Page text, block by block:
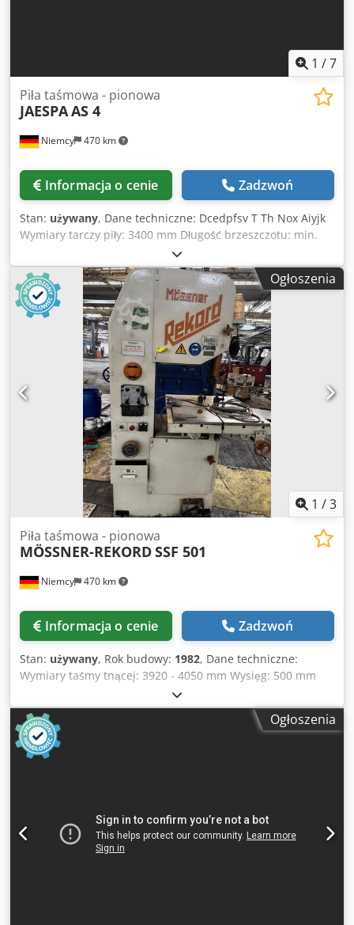
1 /7
Niemcy 470 km
Piła taśmowa - pionowa
JAESPAAS 4
Informacja o cenie Zadzwoń
Stan: używany, Dane techniczne: Dcedpfsv T Th Nox Aiyjk
Wymiary tarczy piły: 3400 mm Długość brzeszczotu: min.
3200 mm Szerokość ostrza piły: 20 mm Prędkość taśmy: 6 /
12 / 25 / 75 / 150 m/min Prędkość cięcia: 15 - 1500 /
bezstopniowo m/min Rozmiar stołu: 665 x 665 mm
Wysokość stołu nad podłogą: 1050 mm Stół obraca się w 2
strony: 15° / 30° stopni Posuw stołu: Długość: 250 mm
Całkowite zapotrzebowanie na moc: 4,0 kW Wymiary
maszyny ok. Dł. x szer. x wys.: 1,2 x 0,9 x 2,2 m Piła
taśmowa do stali i metalu z urządzeniem do cięcia,
spawania i szlifowania taśmą piłową Prędkość taśmy piły 2
poziomy, bezstopniowa płynnie regulowany posuw stołu
Stół obrotowy Oświetlenie maszynowe pasek zatrzymujący
Ogłoszenia
1 /3
Niemcy 470 km
Piła taśmowa - pionowa
MÖSSNER-REKORDSSF 501
Informacja o cenie Zadzwoń
Stan: używany, Rok budowy: 1982, Dane techniczne:
Wymiary taśmy tnącej: 3920 - 4050 mm Wysięg: 500 mm
Wysokość obrabianego elementu: 400 mm Stół odchylany:
15 - 30 stopni Wysokość cięcia: 400 mm Prędkość taśmy: 15
- 940 m/min Wymiary stołu: 800 x 820 mm Masa maszyny
ok.: 1000 kg Wymiary maszyny (dł. x szer. x wys.): ok. 1,3 x
1,3 x 2,2 m Dodpfoyzpknex Aiyeck
Ogłoszenia